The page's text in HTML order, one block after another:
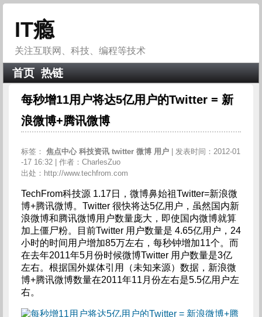
IT瘾
关注互联网、科技、编程等技术
首页 热链
每秒增11用户将达5亿用户的Twitter = 新
浪微博+腾讯微博
标签： 焦点中心 科技资讯 twitter 微博 用户
| 发表时间：2012-01
-17 16:32 | 作者：CharlesZuo
出处：http://www.techfrom.com
TechFrom科技源 1.17日，微博鼻始祖Twitter=新浪微
博+腾讯微博。Twitter 很快将达5亿用户，虽然国内新
浪微博和腾讯微博用户数量庞大，即使国内微博就算
加上僵尸粉。目前Twitter 用户数量是 4.65亿用户，24
小时的时间用户增加85万左右，每秒钟增加11个。而
在去年2011年5月份时候微博Twitter 用户数量是3亿
左右。根据国外媒体引用（未知来源）数据，新浪微
博+腾讯微博数量在2011年11月份左右是5.5亿用户左
右。